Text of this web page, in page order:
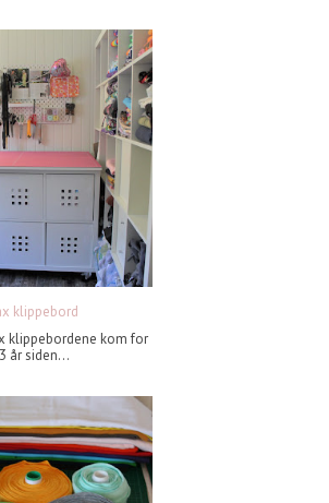
klippebord
klippebordene kom for
år siden...